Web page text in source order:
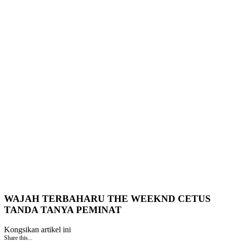
WAJAH TERBAHARU THE WEEKND CETUS
TANDA TANYA PEMINAT
Kongsikan artikel ini
Share this...